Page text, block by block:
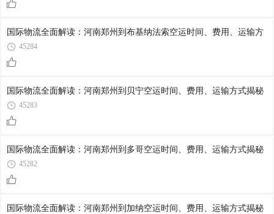
国际物流全面解读：河南郑州到布基纳法索空运时间、费用、运输方
45284
国际物流全面解读：河南郑州到贝宁空运时间、费用、运输方式揭秘
45283
国际物流全面解读：河南郑州到多哥空运时间、费用、运输方式揭秘
45282
国际物流全面解读：河南郑州到加纳空运时间、费用、运输方式揭秘